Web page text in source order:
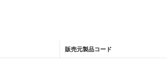
販売元製品コード